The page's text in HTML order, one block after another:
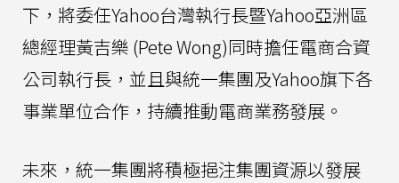
下，將委任Yahoo台灣執行長暨Yahoo亞洲區
總經理黃吉樂 (Pete Wong)同時擔任電商合資
公司執行長，並且與統一集團及Yahoo旗下各
事業單位合作，持續推動電商業務發展。
未來，統一集團將積極挹注集團資源以發展